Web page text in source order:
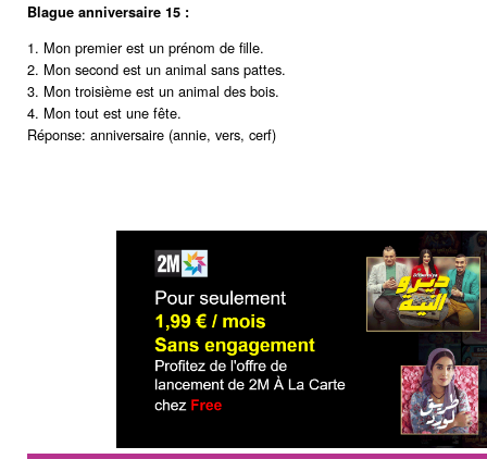
Blague anniversaire 15 :
1. Mon premier est un prénom de fille.
2. Mon second est un animal sans pattes.
3. Mon troisième est un animal des bois.
4. Mon tout est une fête.
Réponse: anniversaire (annie, vers, cerf)